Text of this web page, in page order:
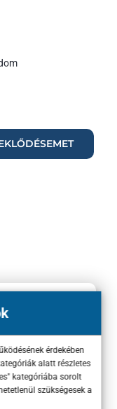
érdekében
alatt részletes
kategóriába sorolt
szükségesek a
ma!